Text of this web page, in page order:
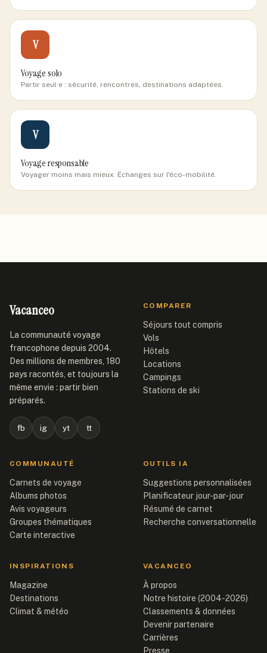
V
Voyage solo
Partir seul·e : sécurité, rencontres, destinations adaptées.
V
Voyage responsable
Voyager moins mais mieux. Échanges sur l'éco-mobilité.
Vacanceo
La communauté voyage
francophone depuis 2004.
Des millions de membres, 180
pays racontés, et toujours la
même envie : partir bien
préparés.
fb ig yt tt
COMPARER
Séjours tout compris
Vols
Hôtels
Locations
Campings
Stations de ski
COMMUNAUTÉ
Carnets de voyage
Albums photos
Avis voyageurs
Groupes thématiques
Carte interactive
OUTILS IA
Suggestions personnalisées
Planificateur jour-par-jour
Résumé de carnet
Recherche conversationnelle
INSPIRATIONS
Magazine
Destinations
Climat & météo
VACANCEO
À propos
Notre histoire (2004-2026)
Classements & données
Devenir partenaire
Carrières
Presse